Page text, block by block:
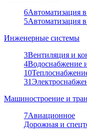
6Автоматизация
5Автоматизация
Инженерные системы
3Вентиляция и
4Водоснабжение
10
31
Машиностроение и
7Авиационное
Дорожная и